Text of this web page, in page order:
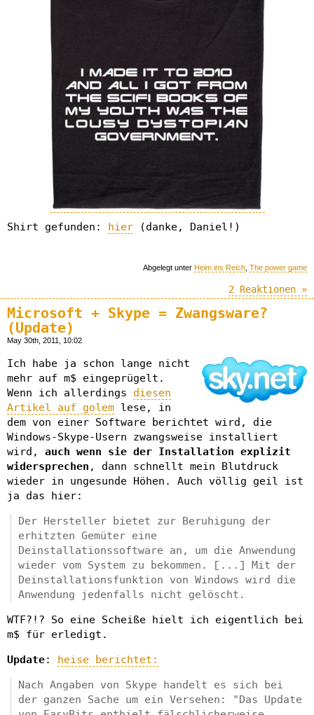
Shirt gefunden: hier (danke, Daniel!)
Abgelegt unter Heim ins Reich The power game
2 Reaktionen »
Microsoft + Skype = Zwangsware?
(Update)
May 30th, 2011, 10:02
Ich habe ja schon lange nicht
mehr auf m$ eingeprügelt.
Wenn ich allerdings diesen
Artikel auf golem lese, in
dem von einer Software berichtet wird, die
Windows-Skype-Usern zwangsweise installiert
wird, auch wenn sie der Installation explizit
widersprechen , dann schnellt mein Blutdruck
wieder in ungesunde Höhen. Auch völlig geil ist
ja das hier:
Der Hersteller bietet zur Beruhigung der
erhitzten Gemüter eine
Deinstallationssoftware an, um die Anwendung
wieder vom System zu bekommen. [...] Mit der
Deinstallationsfunktion von Windows wird die
Anwendung jedenfalls nicht gelöscht.
WTF?!? So eine Scheiße hielt ich eigentlich bei
m$ für erledigt.
Update: heise berichtet:
Nach Angaben von Skype handelt es sich bei
der ganzen Sache um ein Versehen: "Das Update